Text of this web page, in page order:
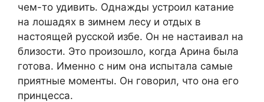
чем-то удивить. Однажды устроил катание
на лошадях в зимнем лесу и отдых в
настоящей русской избе. Он не настаивал на
близости. Это произошло, когда Арина была
готова. Именно с ним она испытала самые
приятные моменты. Он говорил, что она его
принцесса.